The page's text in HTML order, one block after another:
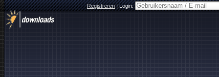
Registreren|Login: